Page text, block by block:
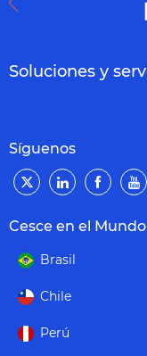
Soluciones y
Síguenos
Cesce en el Mundo
Brasil
Chile
Perú